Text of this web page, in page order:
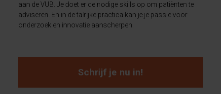
aan de VUB. Je doet er de nodige skills op om patiënten te
adviseren. En in de talrijke practica kan je je passie voor
onderzoek en innovatie aanscherpen.
Schrijf je nu in!